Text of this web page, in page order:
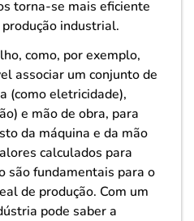
torna-se mais eficiente
industrial.
como, por exemplo,
associar um conjunto de
(como eletricidade),
e mão de obra, para
da máquina e da mão
calculados para
são fundamentais para o
de produção. Com um
pode saber a